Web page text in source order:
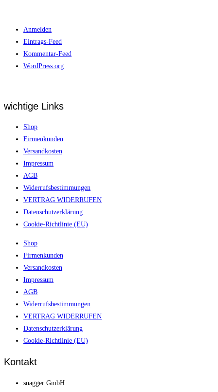
Anmelden
Eintrags-Feed
Kommentar-Feed
WordPress.org
wichtige Links
Shop
Firmenkunden
Versandkosten
Impressum
AGB
Widerrufsbestimmungen
VERTRAG WIDERRUFEN
Datenschutzerklärung
Cookie-Richtlinie (EU)
Shop
Firmenkunden
Versandkosten
Impressum
AGB
Widerrufsbestimmungen
VERTRAG WIDERRUFEN
Datenschutzerklärung
Cookie-Richtlinie (EU)
Kontakt
snagger GmbH